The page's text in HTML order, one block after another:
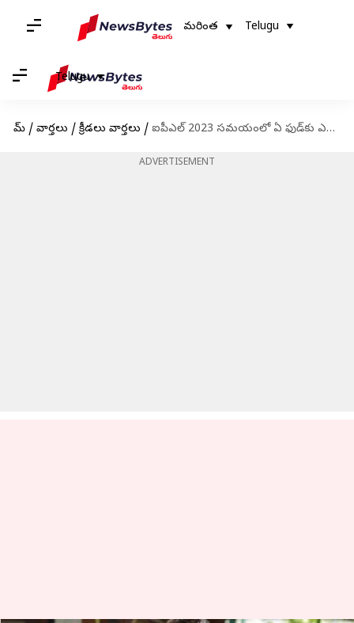
మరింత Telugu
Telugu
హోమ్ / వార్తలు / క్రీడలు వార్తలు / ఐపీఎల్ 2023 సమయంలో ఏ ఫుడ్‌కు ఎక్కువ ఆర్డర్లు వచ్చాయంటే?
ADVERTISEMENT